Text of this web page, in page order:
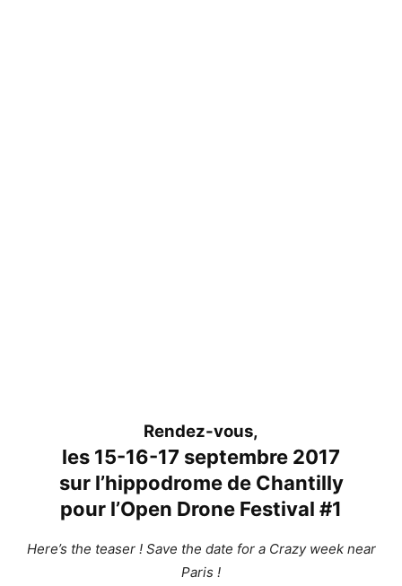
Rendez-vous,
les 15-16-17 septembre 2017
sur l’hippodrome de Chantilly
pour l’Open Drone Festival #1
Here’s the teaser ! Save the date for a Crazy week near
Paris !